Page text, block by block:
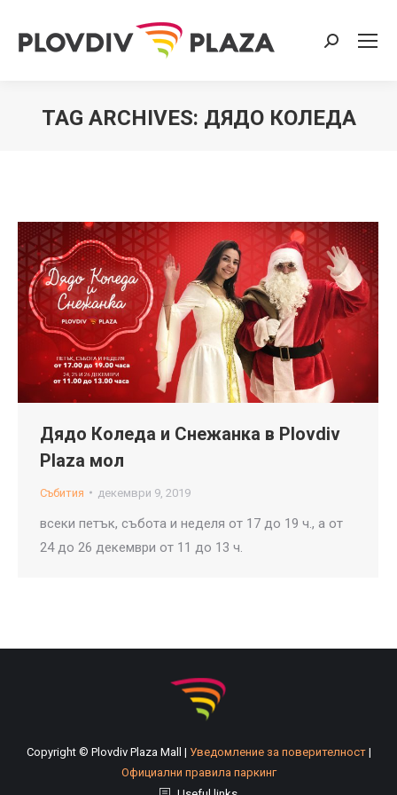
Search:
TAG ARCHIVES: ДЯДО КОЛЕДА
Дядо Коледа и Снежанка в Plovdiv
Plaza мол
Събития декември 9, 2019
всеки петък, събота и неделя от 17 до 19 ч., а от
24 до 26 декември от 11 до 13 ч.
Copyright © Plovdiv Plaza Mall | Уведомление за поверителност|
Официални правила паркинг